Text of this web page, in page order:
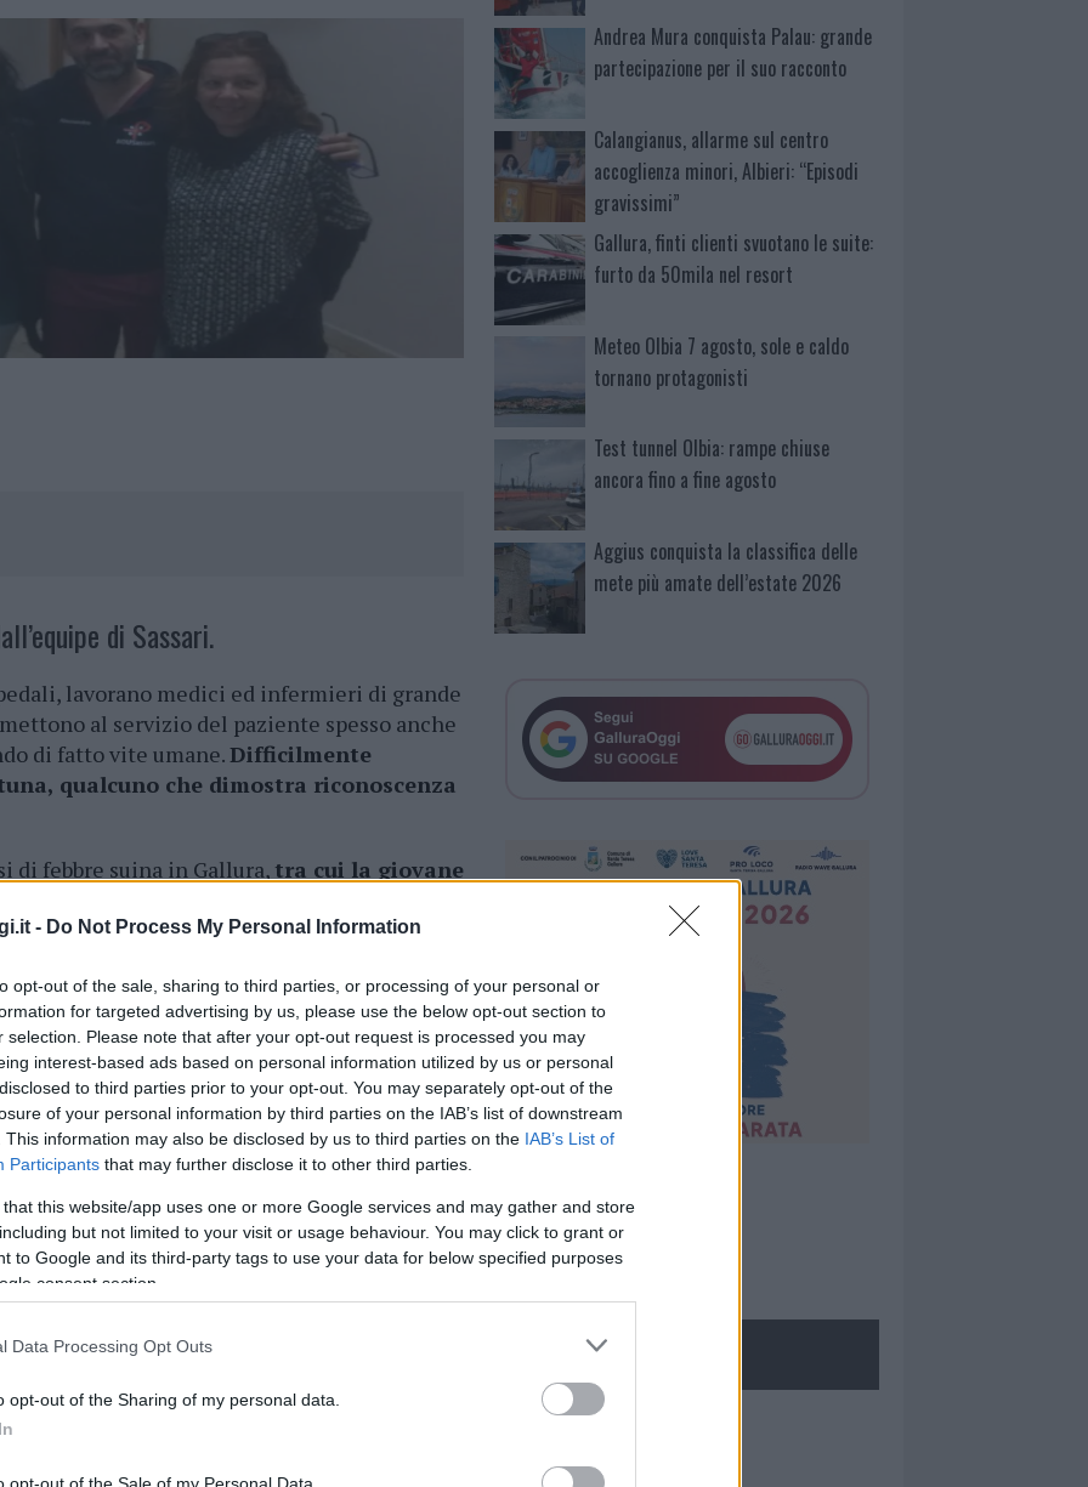
- Do Not Process My Personal Information
opt-out of the sale, sharing to third parties, or processing of your personal or
for targeted advertising by us, please use the below opt-out section to
selection. Please note that after your opt-out request is processed you may
interest-based ads based on personal information utilized by us or personal
to third parties prior to your opt-out. You may separately opt-out of the
of your personal information by third parties on the IAB’s list of downstream
This information may also be disclosed by us to third parties on the IAB’s List of
Participants that may further disclose it to other third parties.
that this website/app uses one or more Google services and may gather and store
but not limited to your visit or usage behaviour. You may click to grant or
to Google and its third-party tags to use your data for below specified purposes
consent section.
Data Processing Opt Outs
opt-out of the Sharing of my personal data.
di Sassari.
lavorano medici ed infermieri di grande
al servizio del paziente spesso anche
di fatto vite umane.Difficilmente
qualcuno che dimostra riconoscenza
di febbre suina in Gallura, tra cui la giovane
condizioni disperate, che era
stato utilizzato un macchinario messo
equipe specializzata dell’ospedale
e a Olbia avevano effettuato il delicato
il 17 gennaio a 28 settimane.La
settimane in rianimazione a Sassari. “Le
non ci fosse più nulla da fare”afferma
le sue condizioni miglioravano sempre più,
di sei mesi Monica racconta la
di poter dire che lei e sua
tutto il reparto di Rianimazione del
il Dottor Luigi Solinas, il coordinatore
Dottoressa Meloni Alessandra
. Non solo a livello lavorativo ma umano mi
tutti gli infermieri e non solo, che lavorano
Andrea Mura conquista Palau: grande
partecipazione per il suo racconto
Calangianus, allarme sul centro
accoglienza minori, Albieri: “Episodi
gravissimi”
Gallura, finti clienti svuotano le suite:
furto da 50mila nel resort
Meteo Olbia 7 agosto, sole e caldo
tornano protagonisti
Test tunnel Olbia: rampe chiuse
ancora fino a fine agosto
Aggius conquista la classifica delle
mete più amate dell’estate 2026
NECROLOGIE